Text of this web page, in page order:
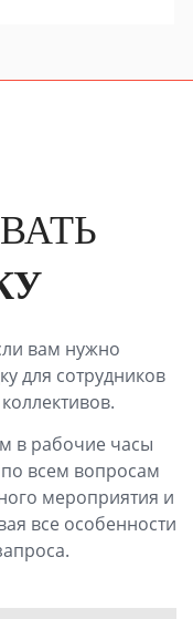
вам нужно
для сотрудников
в рабочие часы
по всем вопросам
мероприятия и
все особенности